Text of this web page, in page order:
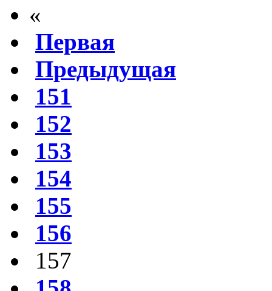
«
Первая
Предыдущая
151
152
153
154
155
156
157